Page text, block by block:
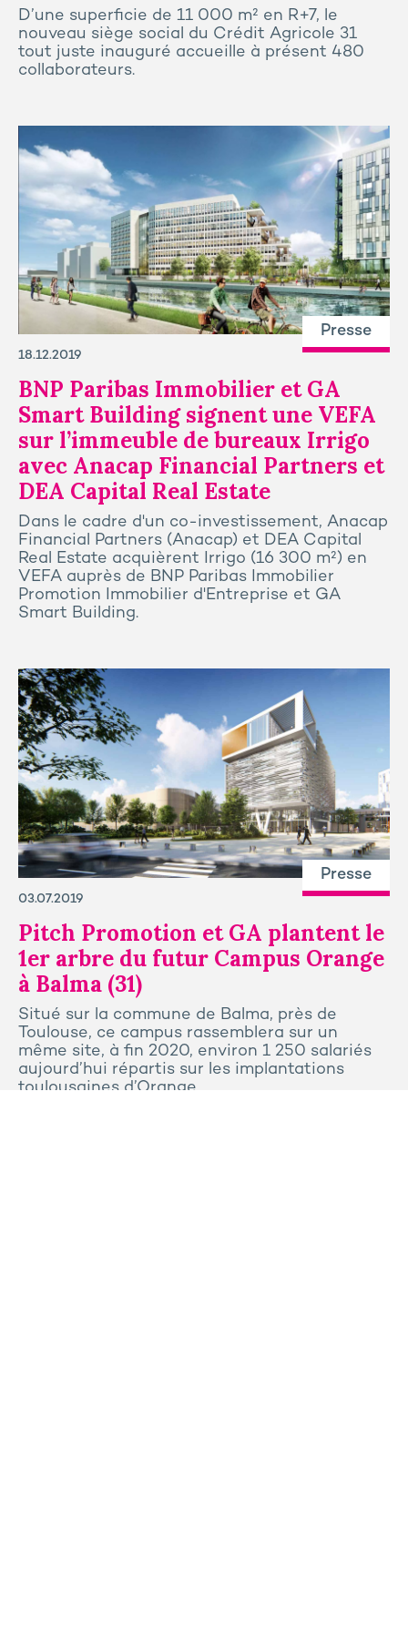
D’une superficie de 11 000 m² en R+7, le
nouveau siège social du Crédit Agricole 31
tout juste inauguré accueille à présent 480
collaborateurs.
Presse
18.12.2019
BNP Paribas Immobilier et GA
Smart Building signent une VEFA
sur l’immeuble de bureaux Irrigo
avec Anacap Financial Partners et
DEA Capital Real Estate
Dans le cadre d'un co-investissement, Anacap
Financial Partners (Anacap) et DEA Capital
Real Estate acquièrent Irrigo (16 300 m²) en
VEFA auprès de BNP Paribas Immobilier
Promotion Immobilier d'Entreprise et GA
Smart Building.
Presse
03.07.2019
Pitch Promotion et GA plantent le
1er arbre du futur Campus Orange
à Balma (31)
Situé sur la commune de Balma, près de
Toulouse, ce campus rassemblera sur un
même site, à fin 2020, environ 1 250 salariés
aujourd’hui répartis sur les implantations
toulousaines d’Orange.